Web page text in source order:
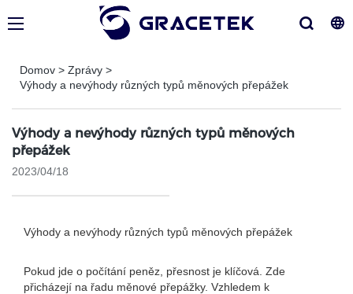
Domov > Zprávy >
Výhody a nevýhody různých typů měnových přepážek
Výhody a nevýhody různých typů měnových
přepážek
2023/04/18
Výhody a nevýhody různých typů měnových přepážek
Pokud jde o počítání peněz, přesnost je klíčová. Zde
přicházejí na řadu měnové přepážky. Vzhledem k